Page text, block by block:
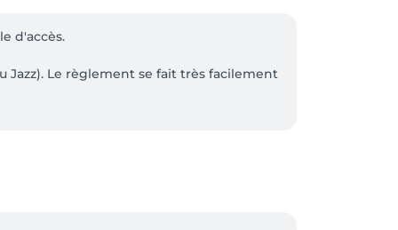
d'accès.
Le règlement se fait très facilement